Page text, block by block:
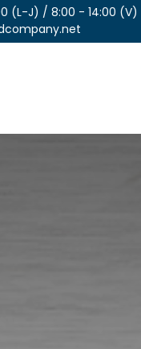
- 17:00 (L-J)